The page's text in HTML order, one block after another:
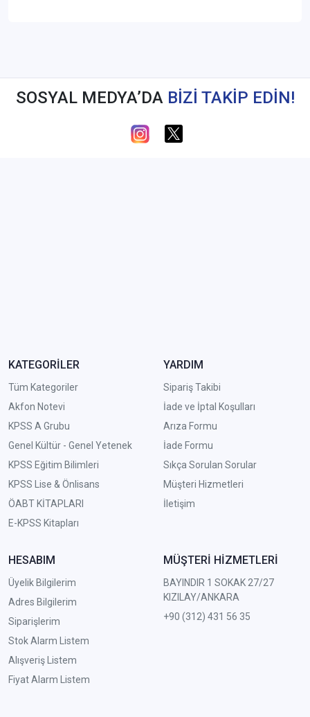
SOSYAL MEDYA’DA BİZİ TAKİP EDİN!
KATEGORİLER
Tüm Kategoriler
Akfon Notevi
KPSS A Grubu
Genel Kültür - Genel Yetenek
KPSS Eğitim Bilimleri
KPSS Lise & Önlisans
ÖABT KİTAPLARI
E-KPSS Kitapları
YARDIM
Sipariş Takibi
İade ve İptal Koşulları
Arıza Formu
İade Formu
Sıkça Sorulan Sorular
Müşteri Hizmetleri
İletişim
HESABIM
Üyelik Bilgilerim
Adres Bilgilerim
Siparişlerim
Stok Alarm Listem
Alışveriş Listem
Fiyat Alarm Listem
MÜŞTERİ HİZMETLERİ
BAYINDIR 1 SOKAK 27/27
KIZILAY/ANKARA
+90 (312) 431 56 35